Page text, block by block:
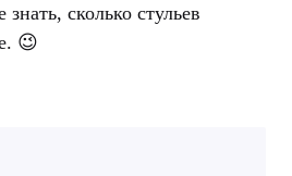
сколько стульев
😉